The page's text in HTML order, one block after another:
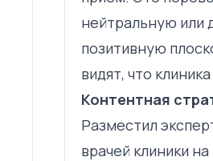
нейтральную или
позитивную
видят, что
Контентная
Разместил
врачей клиники